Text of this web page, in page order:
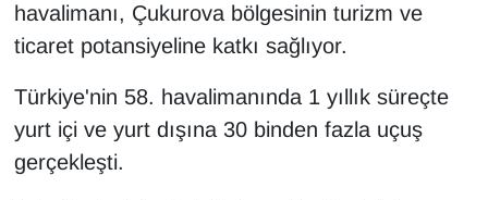
havalimanı, Çukurova bölgesinin turizm ve
ticaret potansiyeline katkı sağlıyor.
Türkiye'nin 58. havalimanında 1 yıllık süreçte
yurt içi ve yurt dışına 30 binden fazla uçuş
gerçekleşti.
KURDÎ
MEDYA